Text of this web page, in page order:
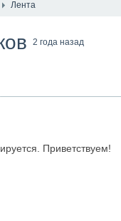
Лента
2 года назад
Приветствуем!